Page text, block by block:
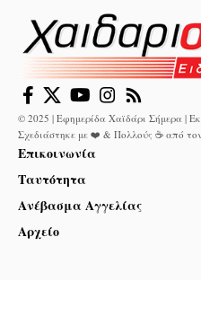
© 2025 | Εφημερίδα Χαϊδάρι Σήμερα |
Σχεδιάστηκε με ❤️ & Πολλούς ☕ από
Επικοινωνία
Ταυτότητα
Ανέβασμα Αγγελίας
Αρχείο